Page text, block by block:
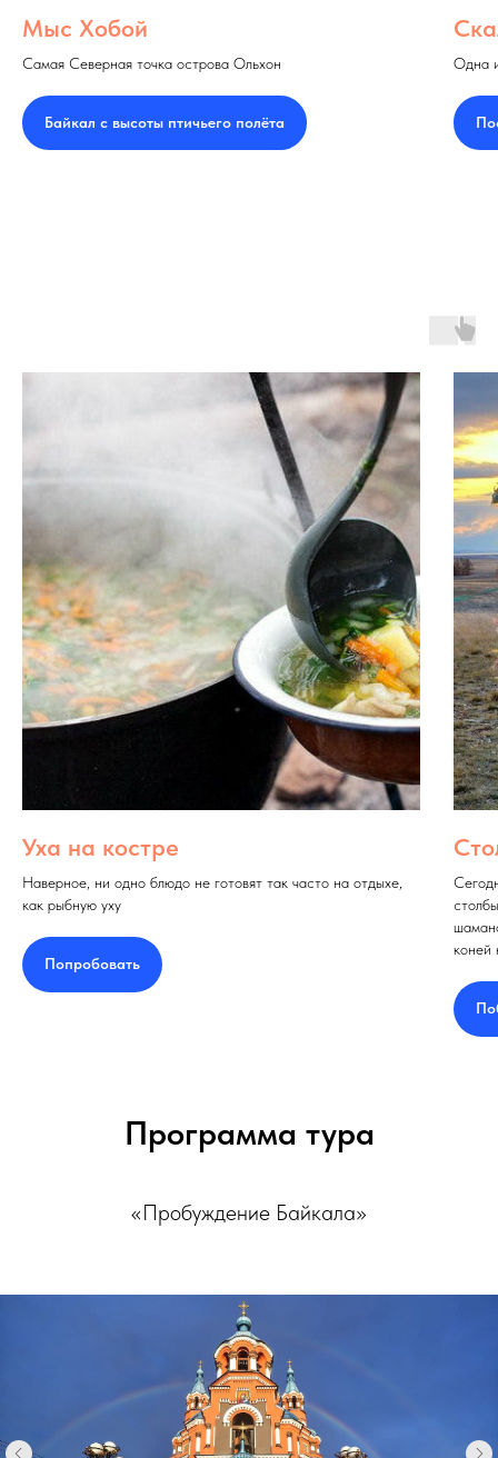
Мыс Хобой
Cамая Северная точка острова Ольхон
Байкал с высоты птичьего полёта
Одна
Уха на костре
Наверное, ни одно блюдо не готовят так часто на отдыхе,
как рыбную уху
Попробовать
коней
Программа тура
«Пробуждение Байкала»